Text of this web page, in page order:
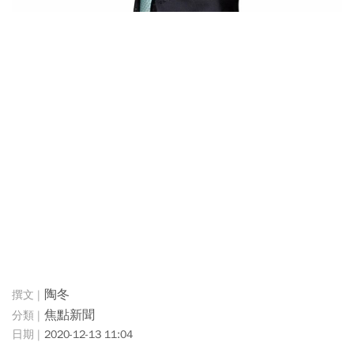
陶冬
焦點新聞
2020-12-13 11:04